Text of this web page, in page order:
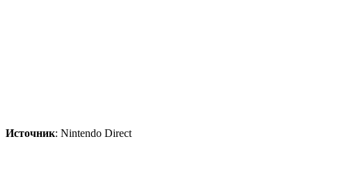
Источник: Nintendo Direct